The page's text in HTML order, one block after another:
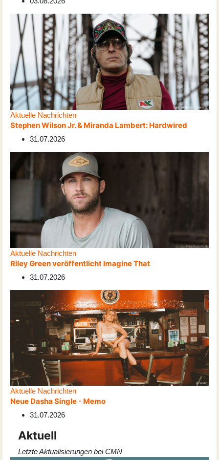
Aktuelle Nachrichten
Stephen Wilson Jr. & Miranda Lambert: Hardwired
31.07.2026
Aktuelle Nachrichten
Riley Green veröffentlicht Imagine That
31.07.2026
Aktuelle Nachrichten
Neue Dasha Single - Memo
31.07.2026
Aktuell
Letzte Aktualisierungen bei CMN